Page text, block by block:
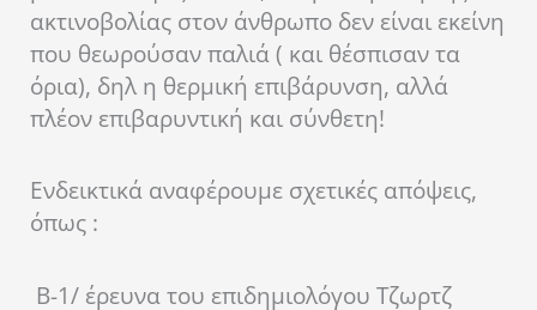
ακτινοβολίας στον άνθρωπο δεν είναι εκείνη
που θεωρούσαν παλιά ( και θέσπισαν τα
όρια), δηλ η θερμική επιβάρυνση, αλλά
πλέον επιβαρυντική και σύνθετη!
Ενδεικτικά αναφέρουμε σχετικές απόψεις,
όπως :
Β-1/ έρευνα του επιδημιολόγου Τζωρτζ